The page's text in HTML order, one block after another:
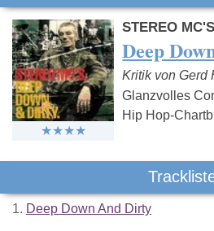
STEREO MC'S
Deep
Kritik von Gerd
Glanzvolles
Hip Hop-
1. Deep Down And Dirty